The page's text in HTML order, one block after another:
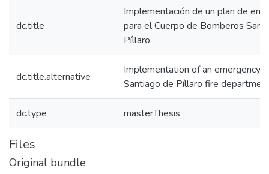
dc.title
Implementación de un plan de
para el Cuerpo de Bomberos
Píllaro
dc.title.alternative
Implementation of an emergency
Santiago de Píllaro fire
dc.type masterThesis
Files
Original bundle